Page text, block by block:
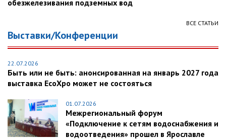
обезжелезивания подземных вод
ВСЕ СТАТЬИ
Выставки/Конференции
22.07.2026
Быть или не быть: анонсированная на январь 2027 года
выставка EcoXpo может не состояться
01.07.2026
Межрегиональный форум
«Подключение к сетям водоснабжения и
водоотведения» прошел в Ярославле